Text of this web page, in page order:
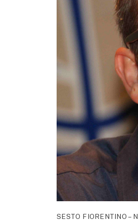
SESTO FIORENTINO